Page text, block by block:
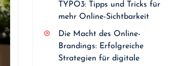
TYPO3: Tipps und Tricks für
mehr Online-Sichtbarkeit
Die Macht des Online-
Brandings: Erfolgreiche
Strategien für digitale